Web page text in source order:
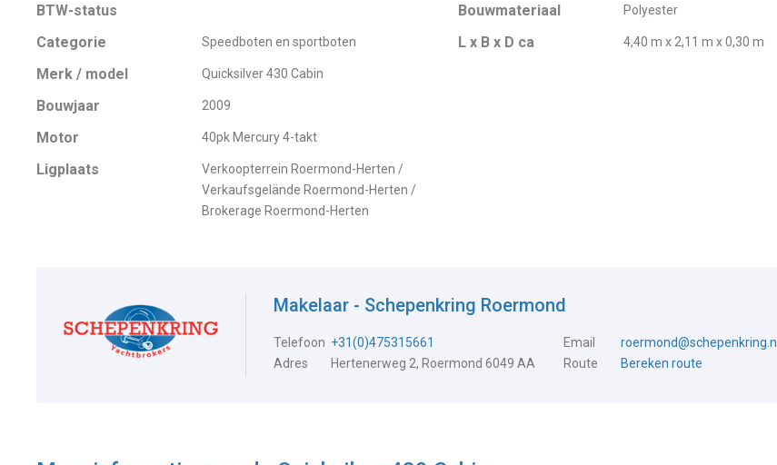
BTW-status
Categorie
Speedboten en sportboten
Merk / model Quicksilver 430 Cabin
Bouwjaar 2009
Motor 40pk Mercury 4-takt
Ligplaats
Verkoopterrein Roermond-Herten /
Verkaufsgelände Roermond-Herten /
Brokerage Roermond-Herten
Bouwmateriaal Polyester
L x B x D ca 4,40 m x 2,11 m x 0,30 m
Makelaar - Schepenkring Roermond
Telefoon +31(0)475315661 Email
roermond@schepenkring.nl
Adres
Hertenerweg 2, Roermond 6049 AA Route Bereken route